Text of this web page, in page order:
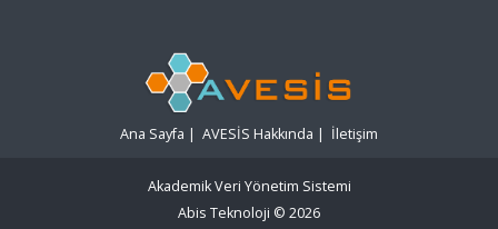
Ana Sayfa | AVESİS Hakkında | İletişim
Akademik Veri Yönetim Sistemi
Abis Teknoloji © 2026